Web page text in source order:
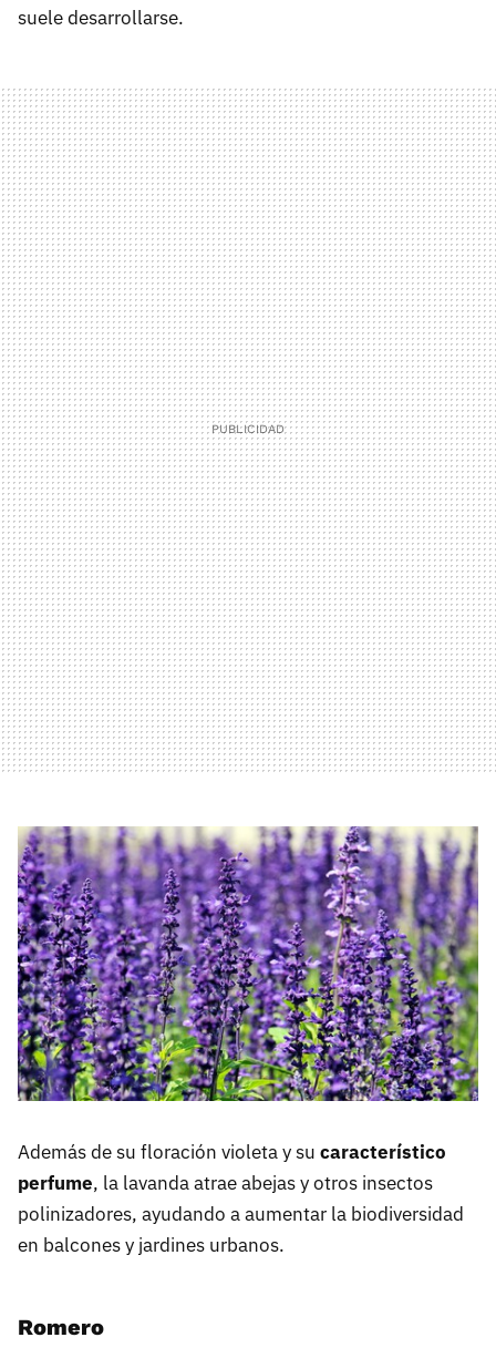
suele desarrollarse.
Además de su floración violeta y su característico
perfume, la lavanda atrae abejas y otros insectos
polinizadores, ayudando a aumentar la biodiversidad
en balcones y jardines urbanos.
Romero